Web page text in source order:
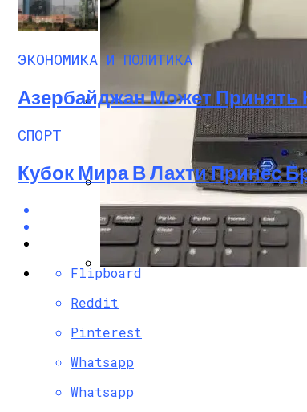
Роллетные Ворота
Барнхаусы: Строительство
ЭКОНОМИКА И ПОЛИТИКА
Азербайджан Может
СПОРТ
Кубок Мира В Лахти Принес
Flipboard
Reddit
Pinterest
Whatsapp
Whatsapp